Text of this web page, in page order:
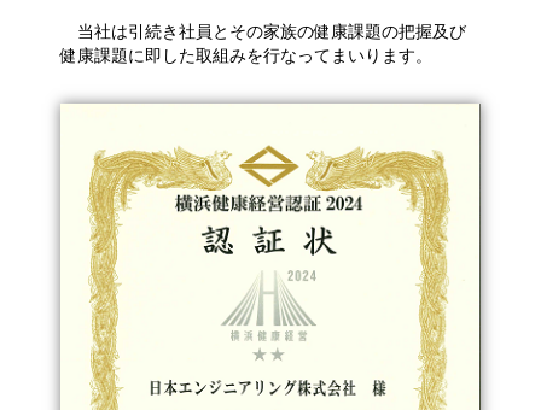
当社は引続き社員とその家族の健康課題の把握及び
健康課題に即した取組みを行なってまいります。